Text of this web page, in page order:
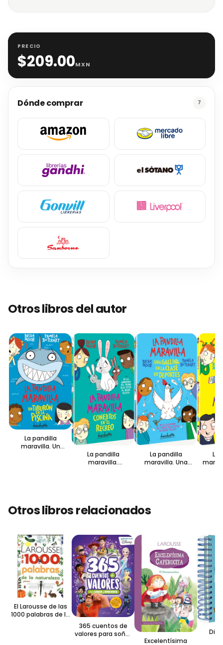
PRECIO
$209.00MXN
Dónde comprar 7
Otros libros del autor
La pandilla
maravilla. Un
La pandilla
maravilla.
La pandilla
maravilla. Una
La
Otros libros relacionados
El Larousse de las
1000 palabras de la
365 cuentos de
valores para soñar
Excelentísima